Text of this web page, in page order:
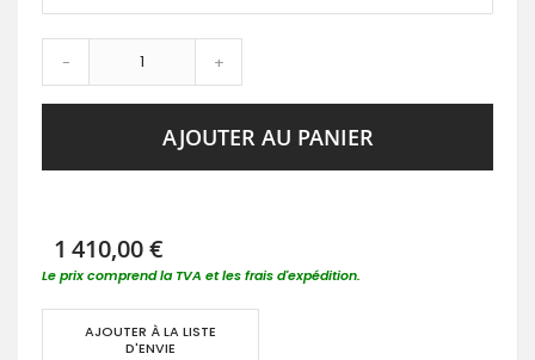
- +
AJOUTER AU PANIER
1 410,00 €
Le prix comprend la TVA et les frais d'expédition.
AJOUTER À LA LISTE
D'ENVIE